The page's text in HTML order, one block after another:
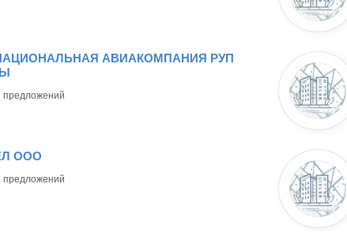
АВИАКОМПАНИЯ РУП
предложений
ООО
предложений